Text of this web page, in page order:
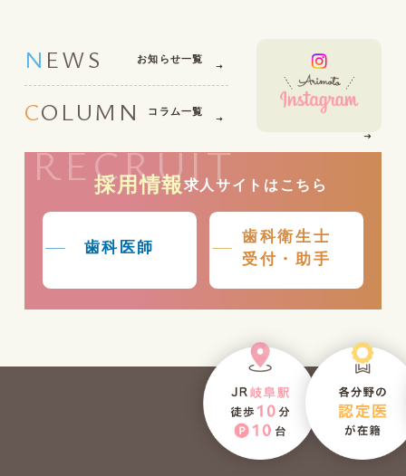
NEWS お知らせ一覧
COLUMN コラム一覧
RECRUIT
採用情報 求人サイトはこちら
歯科医師
歯科衛生士
受付・助手